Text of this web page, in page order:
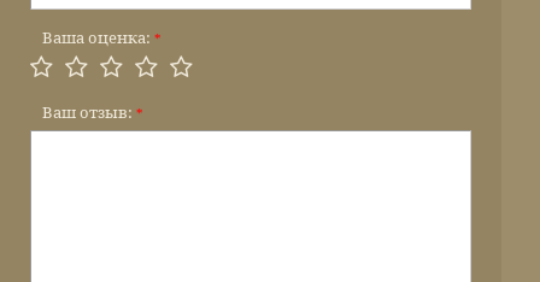
Ваша оценка: *
Ваш отзыв: *